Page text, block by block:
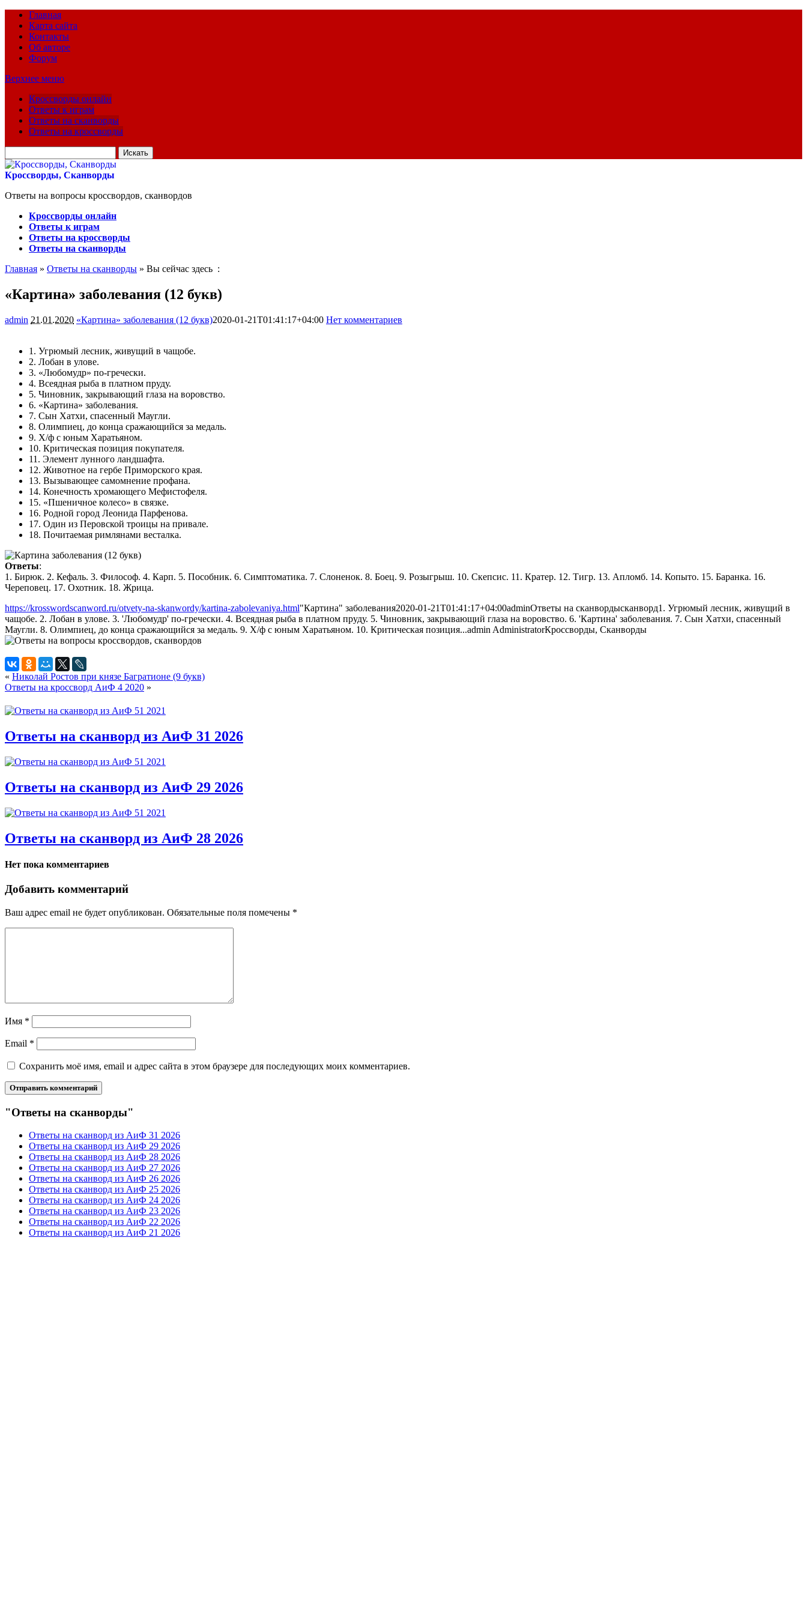
Главная
Карта сайта
Контакты
Об авторе
Форум
Верхнее меню
Кроссворды онлайн
Ответы к играм
Ответы на сканворды
Ответы на кроссворды
для:
Кроссворды, Сканворды
Ответы на вопросы кроссвордов, сканвордов
Кроссворды онлайн
Ответы к играм
Ответы на кроссворды
Ответы на сканворды
Главная » Ответы на сканворды » Вы сейчас здесь :
«Картина» заболевания (12 букв)
admin 21.01.2020 «Картина» заболевания (12 букв)2020-01-21T01:41:17+04:00 Нет комментариев
1. Угрюмый лесник, живущий в чащобе.
2. Лобан в улове.
3. «Любомудр» по-гречески.
4. Всеядная рыба в платном пруду.
5. Чиновник, закрывающий глаза на воровство.
6. «Картина» заболевания.
7. Сын Хатхи, спасенный Маугли.
8. Олимпиец, до конца сражающийся за медаль.
9. Х/ф с юным Харатьяном.
10. Критическая позиция покупателя.
11. Элемент лунного ландшафта.
12. Животное на гербе Приморского края.
13. Вызывающее самомнение профана.
14. Конечность хромающего Мефистофеля.
15. «Пшеничное колесо» в связке.
16. Родной город Леонида Парфенова.
17. Один из Перовской троицы на привале.
18. Почитаемая римлянами весталка.
Ответы:
1. Бирюк. 2. Кефаль. 3. Философ. 4. Карп. 5. Пособник. 6. Симптоматика. 7. Слоненок. 8. Боец. 9. Розыгрыш. 10. Скепсис. 11. Кратер. 12. Тигр. 13. Апломб. 14. Копыто. 15. Баранка. 16.
Череповец. 17. Охотник. 18. Жрица.
https://krosswordscanword.ru/otvety-na-skanwordy/kartina-zabolevaniya.html"Картина" заболевания2020-01-21T01:41:17+04:00adminОтветы на сканвордысканворд1. Угрюмый лесник, живущий в
чащобе. 2. Лобан в улове. 3. 'Любомудр' по-гречески. 4. Всеядная рыба в платном пруду. 5. Чиновник, закрывающий глаза на воровство. 6. 'Картина' заболевания. 7. Сын Хатхи, спасенный
Маугли. 8. Олимпиец, до конца сражающийся за медаль. 9. Х/ф с юным Харатьяном. 10. Критическая позиция...admin AdministratorКроссворды, Сканворды
« Николай Ростов при князе Багратионе (9 букв)
Ответы на кроссворд АиФ 4 2020 »
Ответы на сканворд из АиФ 31 2026
Ответы на сканворд из АиФ 29 2026
Ответы на сканворд из АиФ 28 2026
Нет пока комментариев
Добавить комментарий
Ваш адрес email не будет опубликован. Обязательные поля помечены *
Имя *
Email *
Сохранить моё имя, email и адрес сайта в этом браузере для последующих моих комментариев.
"Ответы на сканворды"
Ответы на сканворд из АиФ 31 2026
Ответы на сканворд из АиФ 29 2026
Ответы на сканворд из АиФ 28 2026
Ответы на сканворд из АиФ 27 2026
Ответы на сканворд из АиФ 26 2026
Ответы на сканворд из АиФ 25 2026
Ответы на сканворд из АиФ 24 2026
Ответы на сканворд из АиФ 23 2026
Ответы на сканворд из АиФ 22 2026
Ответы на сканворд из АиФ 21 2026